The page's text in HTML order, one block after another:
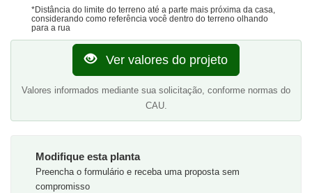
*Distância do limite do terreno até a parte mais próxima da casa,
considerando como referência você dentro do terreno olhando
para a rua
Ver valores do projeto
Valores informados mediante sua solicitação, conforme normas do
CAU.
Modifique esta planta
Preencha o formulário e receba uma proposta sem
compromisso